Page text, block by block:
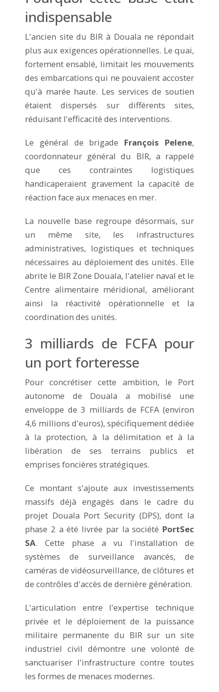
indispensable
L'ancien site du BIR à Douala ne répondait
plus aux exigences opérationnelles. Le quai,
fortement ensablé, limitait les mouvements
des embarcations qui ne pouvaient accoster
qu'à marée haute. Les services de soutien
étaient dispersés sur différents sites,
réduisant l'efficacité des interventions.
Le général de brigade François Pelene,
coordonnateur général du BIR, a rappelé
que ces contraintes logistiques
handicaperaient gravement la capacité de
réaction face aux menaces en mer.
La nouvelle base regroupe désormais, sur
un même site, les infrastructures
administratives, logistiques et techniques
nécessaires au déploiement des unités. Elle
abrite le BIR Zone Douala, l'atelier naval et le
Centre alimentaire méridional, améliorant
ainsi la réactivité opérationnelle et la
coordination des unités.
3 milliards de FCFA pour
un port forteresse
Pour concrétiser cette ambition, le Port
autonome de Douala a mobilisé une
enveloppe de 3 milliards de FCFA (environ
4,6 millions d'euros), spécifiquement dédiée
à la protection, à la délimitation et à la
libération de ses terrains publics et
emprises foncières stratégiques.
Ce montant s'ajoute aux investissements
massifs déjà engagés dans le cadre du
projet Douala Port Security (DPS), dont la
phase 2 a été livrée par la société PortSec
SA. Cette phase a vu l'installation de
systèmes de surveillance avancés, de
caméras de vidéosurveillance, de clôtures et
de contrôles d'accès de dernière génération.
L'articulation entre l'expertise technique
privée et le déploiement de la puissance
militaire permanente du BIR sur un site
industriel civil démontre une volonté de
sanctuariser l'infrastructure contre toutes
les formes de menaces modernes.